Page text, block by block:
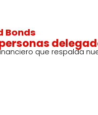
Bonds
que respalda
la